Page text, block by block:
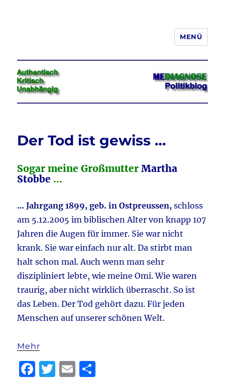
Jeder hat das Recht, seine
Meinung in Wort, Schrift und Bild
frei zu äußern und zu verbreiten
MENÜ
Der Tod ist gewiss …
Sogar meine GroßmutterMartha
Stobbe …
… Jahrgang 1899, geb. in Ostpreussen, schloss
am 5.12.2005 im biblischen Alter von knapp 107
Jahren die Augen für immer. Sie war nicht
krank. Sie war einfach nur alt. Da stirbt man
halt schon mal. Auch wenn man sehr
diszipliniert lebte, wie meine Omi. Wie waren
traurig, aber nicht wirklich überrascht. So ist
das Leben. Der Tod gehört dazu. Für jeden
Menschen auf unserer schönen Welt.
Mehr
F
T
E